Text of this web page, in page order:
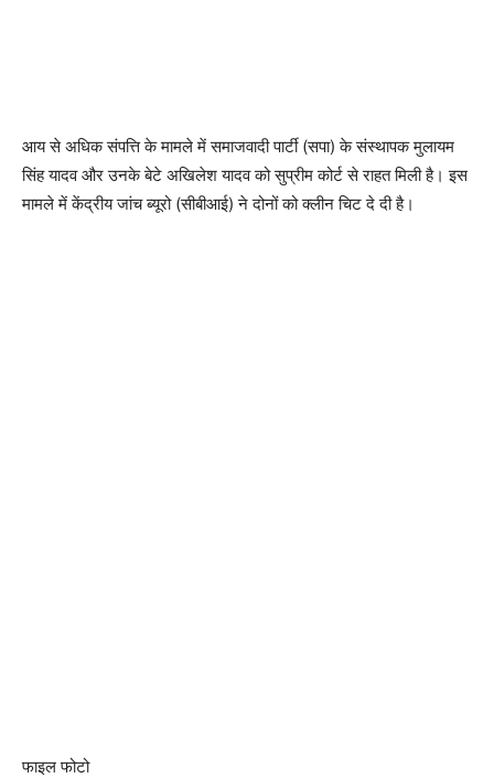
आय से अधिक संपत्ति के मामले में समाजवादी पार्टी (सपा) के संस्थापक मुलायम
सिंह यादव और उनके बेटे अखिलेश यादव को सुप्रीम कोर्ट से राहत मिली है। इस
मामले में केंद्रीय जांच ब्यूरो (सीबीआई) ने दोनों को क्लीन चिट दे दी है।
फाइल फोटो